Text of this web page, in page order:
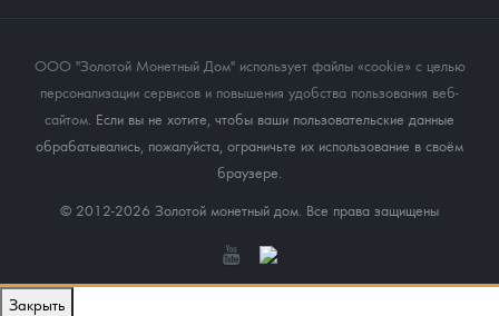
ООО "Золотой Монетный Дом" использует файлы «cookie» с целью
персонализации сервисов и повышения удобства пользования веб-
сайтом. Если вы не хотите, чтобы ваши пользовательские данные
обрабатывались, пожалуйста, ограничьте их использование в своём
браузере.
© 2012-2026 Золотой монетный дом. Все права защищены
Закрыть